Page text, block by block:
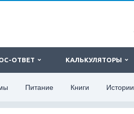
ОТВЕТ КАЛЬКУЛЯТОРЫ
Питание Книги Истории